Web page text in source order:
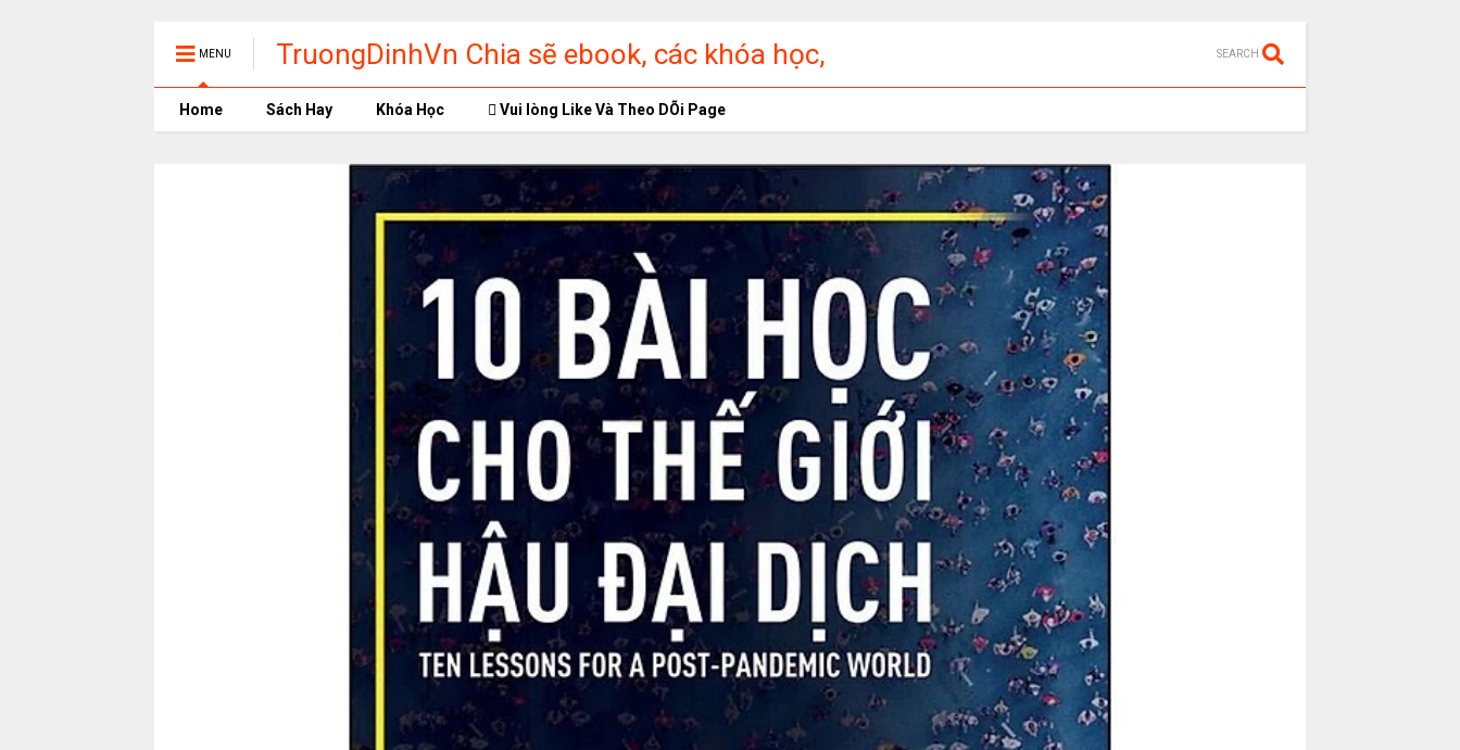
MENU
TruongDinhVn Chia sẽ ebook, các khóa học,
phần mềm học tập miễn phí
SEARCH
Home Sách Hay Khóa Học Vui lòng Like Và Theo DÕi Page